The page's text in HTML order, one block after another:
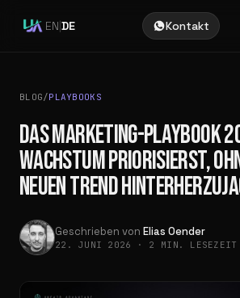
EN|DE Kontakt
BLOG/PLAYBOOKS
DAS MARKETING-PLAYBOOK
WACHSTUM PRIORISIERST,
NEUEN TREND
Geschrieben von Elias Oender
22. JUNI 2026 · 2 MIN. LESEZEIT